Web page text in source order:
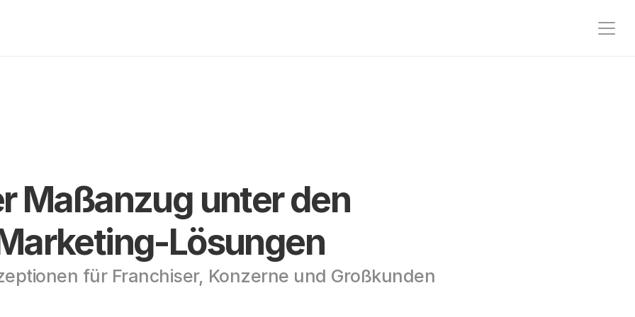
Maßanzug unter den
Lösungen
für Franchiser, Konzerne und Großkunden